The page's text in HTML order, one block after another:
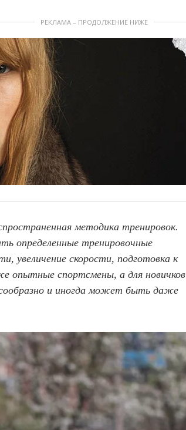
РЕКЛАМА – ПРОДОЛЖЕНИЕ НИЖЕ
методика тренировок.
определенные тренировочные
увеличение скорости, подготовка к
опытные спортсмены, а для новичков
и иногда может быть даже